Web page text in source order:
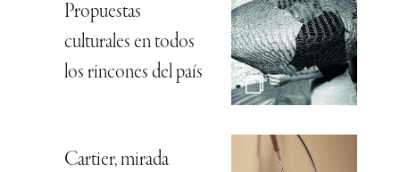
Propuestas
culturales en todos
los rincones del país
Cartier, mirada